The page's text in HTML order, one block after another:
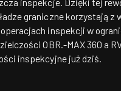
inspekcje. Dzięki tej
graniczne korzystają
inspekcji w
OBR.-MAX 360 a
inspekcyjne już dziś.